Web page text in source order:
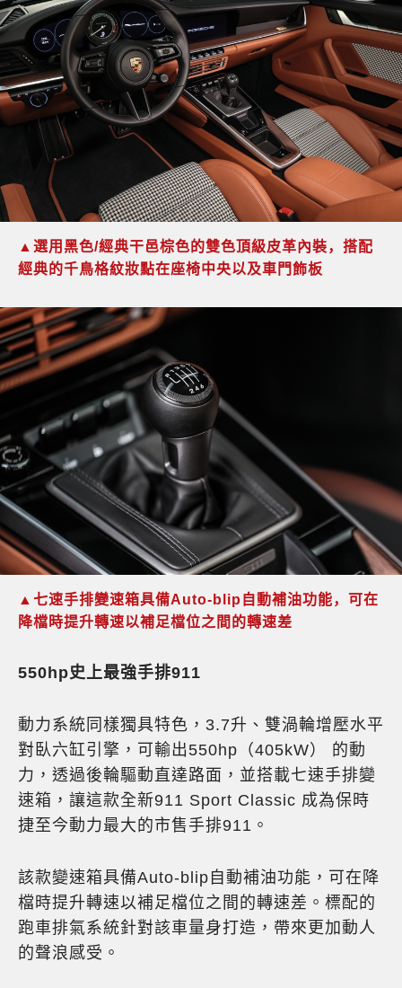
▲ 選用黑色/經典干邑棕色的雙色頂級皮革內裝， 搭配
經典的千鳥格紋妝點在座椅中央以及車門飾板
▲ 七速手排變速箱具備Auto-blip 自動補油功能，可在
降檔時提升轉速以補足檔位之間的轉速差
550hp史上最強手排911
動力系統同樣獨具特色，3.7升、雙渦輪增壓水平
對臥六缸引擎，可輸出550hp（405kW） 的動
力，透過後輪驅動直達路面，並搭載七速手排變
速箱，讓這款全新911 Sport Classic 成為保時
捷至今動力最大的市售手排911。
該款變速箱具備Auto-blip自動補油功能，可在降
檔時提升轉速以補足檔位之間的轉速差。標配的
跑車排氣系統針對該車量身打造，帶來更加動人
的聲浪感受。